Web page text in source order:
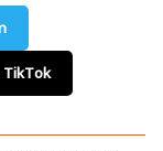
TikTok